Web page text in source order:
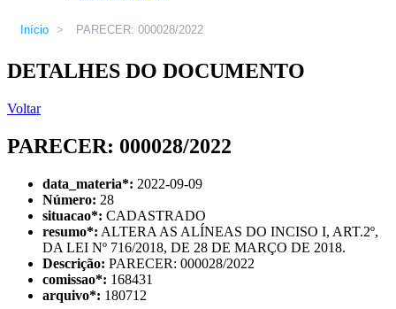
Início > PARECER: 000028/2022
DETALHES DO DOCUMENTO
Voltar
PARECER: 000028/2022
data_materia*: 2022-09-09
Número: 28
situacao*: CADASTRADO
resumo*: ALTERA AS ALÍNEAS DO INCISO I, ART.2º,
DA LEI Nº 716/2018, DE 28 DE MARÇO DE 2018.
Descrição: PARECER: 000028/2022
comissao*: 168431
arquivo*: 180712